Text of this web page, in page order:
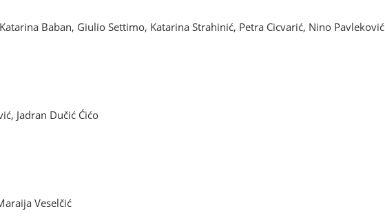
Baban, Giulio Settimo, Katarina Strahinić, Petra Cicvarić, Nino Pavleković
Jadran Dučić Ćićo
Veselčić